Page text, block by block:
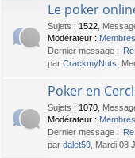
Le poker
Sujets : 1522
Modérateur :
Dernier message :
par CrackmyNuts ,
Poker en
Sujets : 1070
Modérateur :
Dernier message :
par dalet59 , Mardi 08